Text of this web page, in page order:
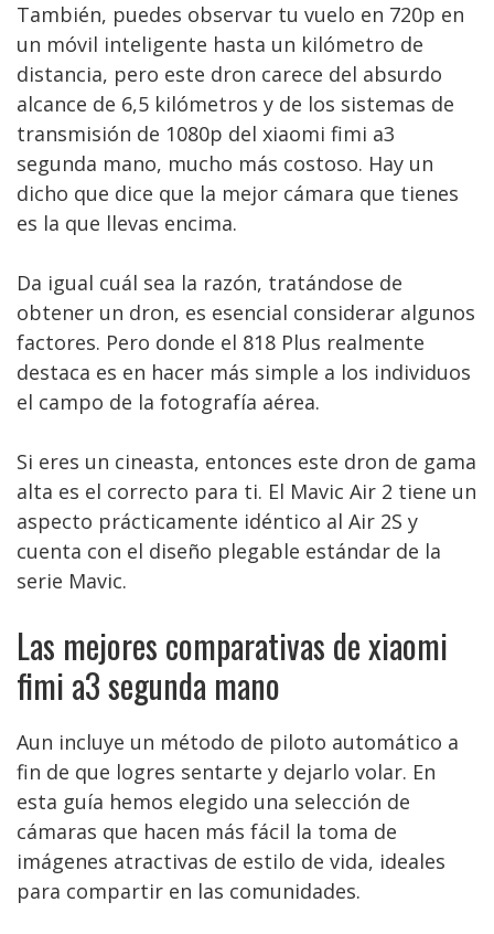
También, puedes observar tu vuelo en 720p en
un móvil inteligente hasta un kilómetro de
distancia, pero este dron carece del absurdo
alcance de 6,5 kilómetros y de los sistemas de
transmisión de 1080p del xiaomi fimi a3
segunda mano, mucho más costoso. Hay un
dicho que dice que la mejor cámara que tienes
es la que llevas encima.
Da igual cuál sea la razón, tratándose de
obtener un dron, es esencial considerar algunos
factores. Pero donde el 818 Plus realmente
destaca es en hacer más simple a los individuos
el campo de la fotografía aérea.
Si eres un cineasta, entonces este dron de gama
alta es el correcto para ti. El Mavic Air 2 tiene un
aspecto prácticamente idéntico al Air 2S y
cuenta con el diseño plegable estándar de la
serie Mavic.
Las mejores comparativas de xiaomi
fimi a3 segunda mano
Aun incluye un método de piloto automático a
fin de que logres sentarte y dejarlo volar. En
esta guía hemos elegido una selección de
cámaras que hacen más fácil la toma de
imágenes atractivas de estilo de vida, ideales
para compartir en las comunidades.